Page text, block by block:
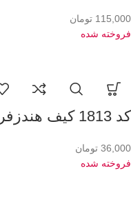
115,000 تومان
فروخته شده
کد 1813 کیف هندزفری عروسکی
36,000 تومان
فروخته شده